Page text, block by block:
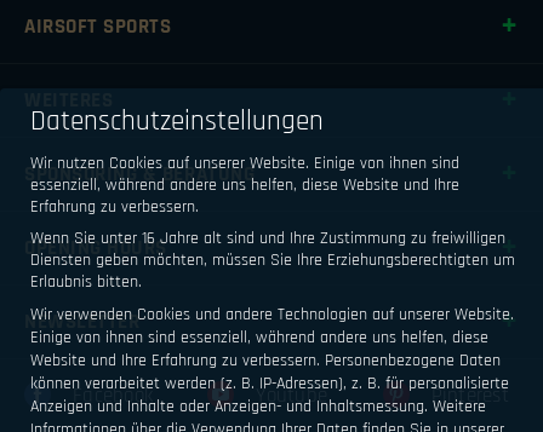
AIRSOFT SPORTS
SPONSORING & BERATUNG
OPENING HOURS
NEWSLETTER
Facebook Youtube Pinterest
Datenschutzeinstellungen
Wir nutzen Cookies auf unserer Website. Einige von ihnen sind
essenziell, während andere uns helfen, diese Website und Ihre
Erfahrung zu verbessern.
Wenn Sie unter 16 Jahre alt sind und Ihre Zustimmung zu freiwilligen
Diensten geben möchten, müssen Sie Ihre Erziehungsberechtigten um
Erlaubnis bitten.
Wir verwenden Cookies und andere Technologien auf unserer Website.
Einige von ihnen sind essenziell, während andere uns helfen, diese
Website und Ihre Erfahrung zu verbessern. Personenbezogene Daten
können verarbeitet werden (z. B. IP-Adressen), z. B. für personalisierte
Anzeigen und Inhalte oder Anzeigen- und Inhaltsmessung. Weitere